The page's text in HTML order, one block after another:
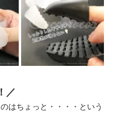
／
はちょっと・・・・という